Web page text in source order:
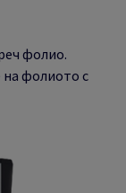
фолио.
на фолиото с